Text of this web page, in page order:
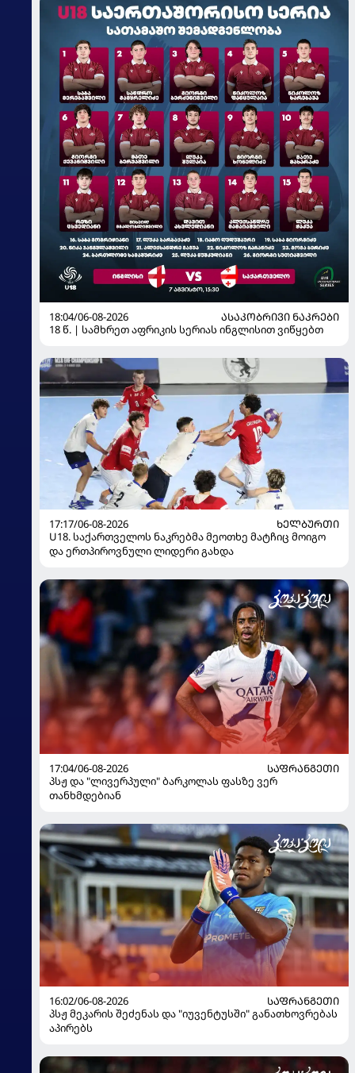
18:04/06-08-2026
ᲐᲡᲐᲙᲝᲑᲠᲘᲕᲘ ᲜᲐᲙᲠᲔᲑᲘ
18 წ. | სამხრეთ აფრიკის სერიას ინგლისით ვიწყებთ
17:17/06-08-2026
ᲮᲔᲚᲑᲣᲠᲗᲘ
U18. საქართველოს ნაკრებმა მეოთხე მატჩიც მოიგო
და ერთპიროვნული ლიდერი გახდა
17:04/06-08-2026
ᲡᲐᲤᲠᲐᲜᲒᲔᲗᲘ
პსჟ და "ლივერპული" ბარკოლას ფასზე ვერ
თანხმდებიან
16:02/06-08-2026
ᲡᲐᲤᲠᲐᲜᲒᲔᲗᲘ
პსჟ მეკარის შეძენას და "იუვენტუსში" განათხოვრებას
აპირებს